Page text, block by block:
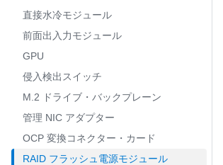
直接水冷モジュール
前面出入力モジュール
GPU
侵入検出スイッチ
M.2 ドライブ・バックプレーン
管理 NIC アダプター
OCP 変換コネクター・カード
RAID フラッシュ電源モジュール